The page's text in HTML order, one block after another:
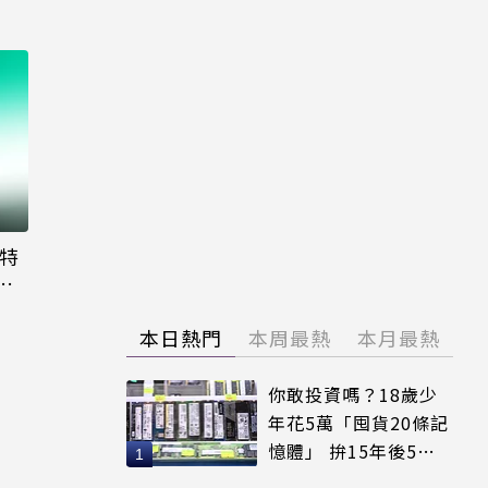
本日熱門 本周最熱 本月最熱
你敢投資嗎？18歲少
年花5萬「囤貨20條記
憶體」 拚15年後5倍